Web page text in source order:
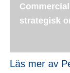
strategisk
Läs mer av